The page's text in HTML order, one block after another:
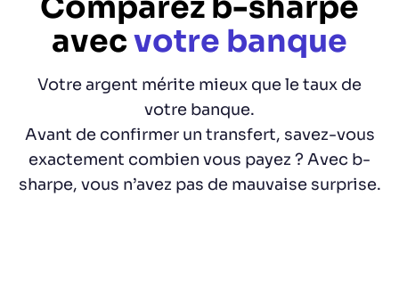
avecvotre banque
Votre argent mérite mieux que le taux de
votre banque.
Avant de confirmer un transfert, savez-vous
exactement combien vous payez ? Avec b-
sharpe, vous n’avez pas de mauvaise surprise.